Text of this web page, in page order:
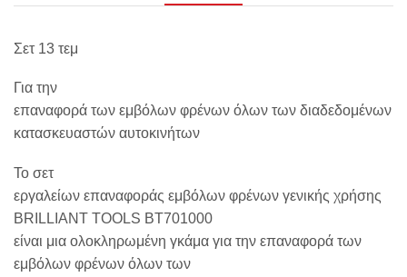
Σετ 13 τεμ
Για την
επαναφορά των εμβόλων φρένων όλων των διαδεδομένων
κατασκευαστών αυτοκινήτων
Το σετ
εργαλείων επαναφοράς εμβόλων φρένων γενικής χρήσης
BRILLIANT TOOLS BT701000
είναι μια ολοκληρωμένη γκάμα για την επαναφορά των
εμβόλων φρένων όλων των